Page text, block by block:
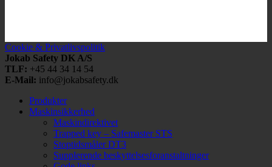
Cookie & Privatlivspolitik
Jokab Safety DK A/S
TLF: +45 44 34 14 54
E-Mail: info@jokabsafety.dk
Produkter
Maskinsikkerhed
Maskindirektivet
Trapped key – Safemaster STS
Stoptidsmåler DT3
Supplerende beskyttelsesforanstaltninger